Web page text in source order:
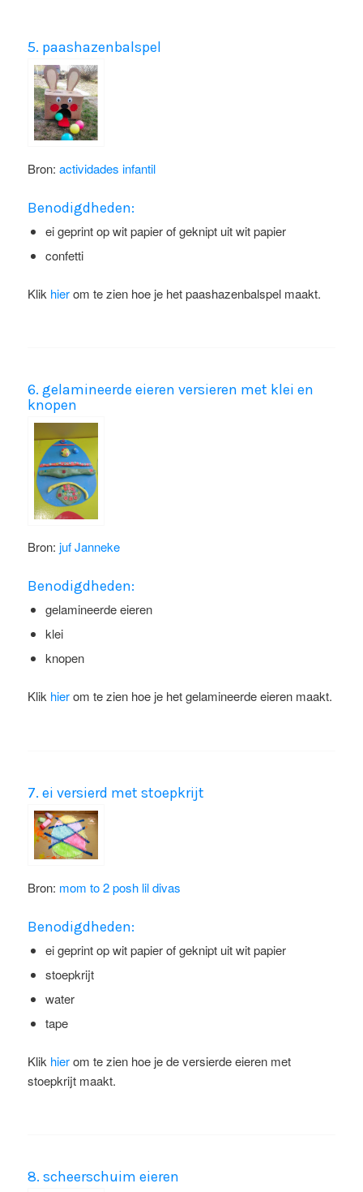
5. paashazenbalspel
Bron: actividades infantil
Benodigdheden:
ei geprint op wit papier of geknipt uit wit papier
confetti
Klik hierom te zien hoe je het paashazenbalspel maakt.
6. gelamineerde eieren versieren met klei en
knopen
Bron: juf Janneke
Benodigdheden:
gelamineerde eieren
klei
knopen
Klik hierom te zien hoe je het gelamineerde eieren maakt.
7. ei versierd met stoepkrijt
Bron: mom to 2 posh lil divas
Benodigdheden:
ei geprint op wit papier of geknipt uit wit papier
stoepkrijt
water
tape
Klik hierom te zien hoe je de versierde eieren met
stoepkrijt maakt.
8. scheerschuim eieren